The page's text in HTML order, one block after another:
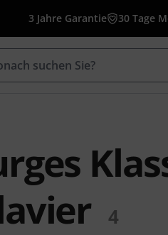
3 Jahre Garantie 30 Tage
4